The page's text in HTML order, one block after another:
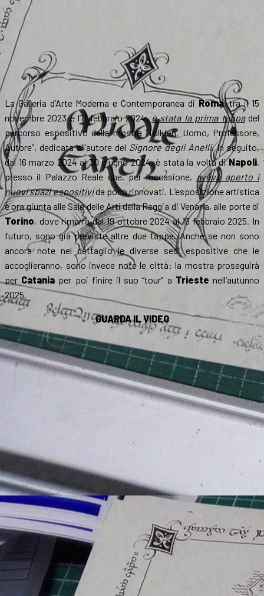
La Galleria d’Arte Moderna e Contemporanea di Roma, tra il 15
novembre 2023 e l’11 febbraio 2024,è stata la prima tappadel
percorso espositivo della mostra “Tolkien. Uomo, Professore,
Autore”, dedicata all’autore del Signore degli Anelli. In seguito,
dal 16 marzo 2024 al 30 giugno 2024, è stata la volta diNapoli,
presso il Palazzo Reale che, per l’occasione, aveva aperto i
nuovi spazi espositivida poco rinnovati. L’esposizione artistica
è ora giunta alle Sale delle Arti della Reggia di Venaria, alle porte di
Torino, dove rimarrà dal 19 ottobre 2024 al 16 febbraio 2025. In
futuro, sono già previste altre due tappe. Anche se non sono
ancora note nel dettaglio le diverse sedi espositive che le
accoglieranno, sono invece note le città: la mostra proseguirà
per Catania per poi finire il suo “tour” a Trieste nell’autunno
2025.
GUARDA IL VIDEO